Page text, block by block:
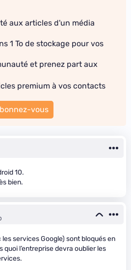
aux articles d'un média
1 To de stockage pour vos
et prenez part aux
premium à vos contacts
vous
10.
bien.
services Google) sont bloqués en
quoi l’entreprise devra oublier les